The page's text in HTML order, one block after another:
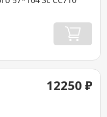
12250 ₽